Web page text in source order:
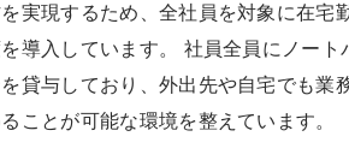
実現するため、全社員を対象に在宅
導入しています。 社員全員にノート
貸与しており、外出先や自宅でも業
ことが可能な環境を整えています。